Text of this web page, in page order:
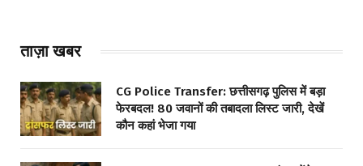
ताज़ा खबर
CG Police Transfer: छत्तीसगढ़ पुलिस में बड़ा
फेरबदल! 80 जवानों की तबादला लिस्ट जारी, देखें
कौन कहां भेजा गया